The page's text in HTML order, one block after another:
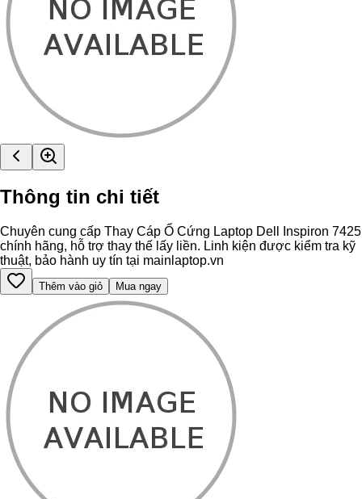
Thông tin chi tiết
Chuyên cung cấp Thay Cáp Ổ Cứng Laptop Dell Inspiron 7425
chính hãng, hỗ trợ thay thế lấy liền. Linh kiện được kiểm tra kỹ
thuật, bảo hành uy tín tại mainlaptop.vn
Thêm vào giỏ Mua ngay